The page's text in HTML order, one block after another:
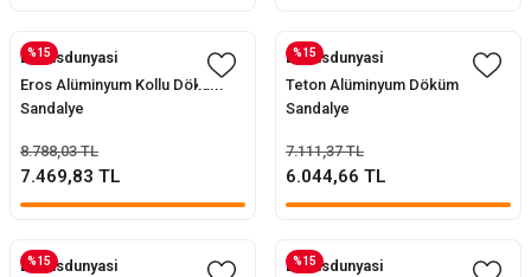
%15
Evofisdunyasi
Eros Alüminyum Kollu Döküm
Sandalye
8.788,03 TL
7.469,83 TL
%15
Evofisdunyasi
Teton Alüminyum Döküm
Sandalye
7.111,37 TL
6.044,66 TL
%15
Evofisdunyasi
%15
Evofisdunyasi